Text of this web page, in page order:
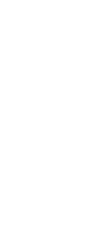
El periódico
llega meses
cáncer de
técnica»
«Los propios
forma